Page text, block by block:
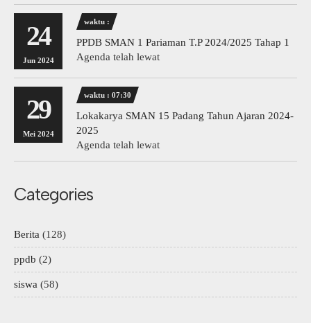
24
Jun 2024
waktu :
PPDB SMAN 1 Pariaman T.P 2024/2025 Tahap 1
Agenda telah lewat
29
Mei 2024
waktu : 07:30
Lokakarya SMAN 15 Padang Tahun Ajaran 2024-
2025
Agenda telah lewat
Categories
Berita (128)
ppdb (2)
siswa (58)